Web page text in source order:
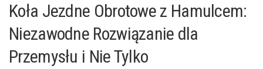
Koła Jezdne Obrotowe z Hamulcem:
Niezawodne Rozwiązanie dla
Przemysłu i Nie Tylko